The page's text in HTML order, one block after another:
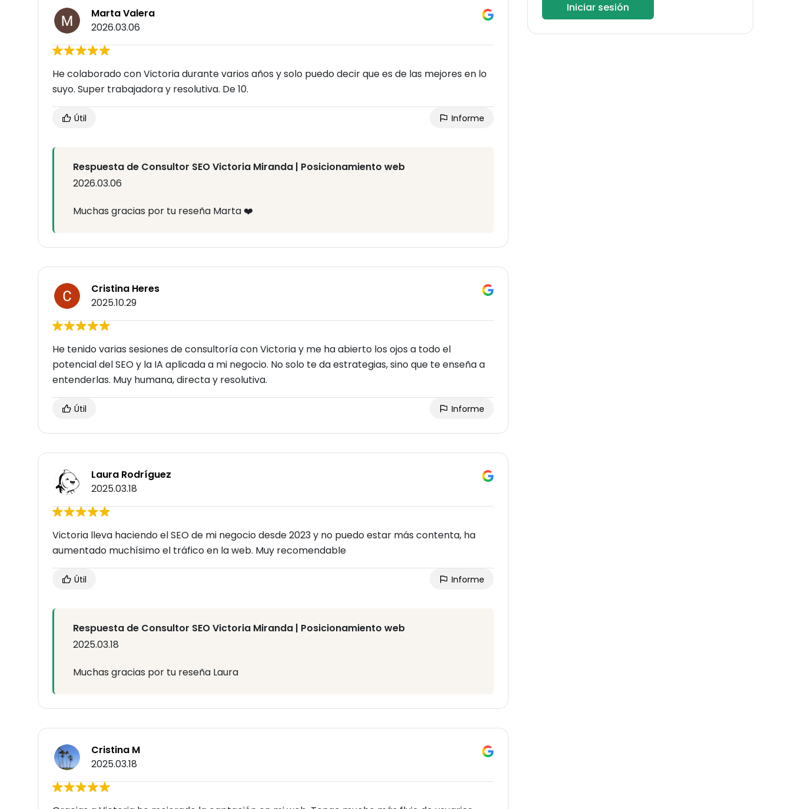
Marta Valera
2026.03.06
He colaborado con Victoria durante varios años y solo puedo decir que es de las mejores en lo
suyo. Super trabajadora y resolutiva. De 10.
Útil Informe
Respuesta de Consultor SEO Victoria Miranda | Posicionamiento web
2026.03.06
Muchas gracias por tu reseña Marta ❤️
Cristina Heres
2025.10.29
He tenido varias sesiones de consultoría con Victoria y me ha abierto los ojos a todo el
potencial del SEO y la IA aplicada a mi negocio. No solo te da estrategias, sino que te enseña a
entenderlas. Muy humana, directa y resolutiva.
Útil Informe
Laura Rodríguez
2025.03.18
Victoria lleva haciendo el SEO de mi negocio desde 2023 y no puedo estar más contenta, ha
aumentado muchísimo el tráfico en la web. Muy recomendable
Útil Informe
Respuesta de Consultor SEO Victoria Miranda | Posicionamiento web
2025.03.18
Muchas gracias por tu reseña Laura
Cristina M
2025.03.18
Iniciar sesión